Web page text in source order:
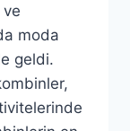
ve
moda
geldi.